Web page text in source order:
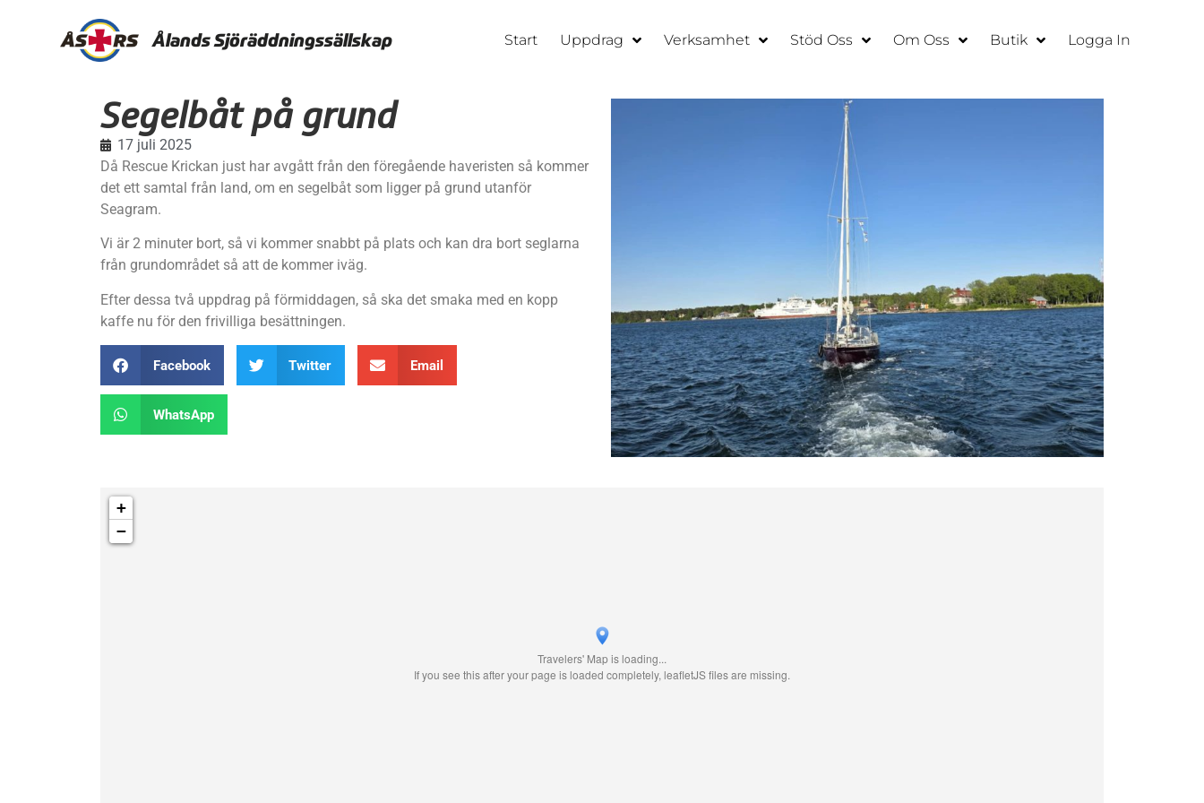
Ålands Sjöräddningssällskap Start Uppdrag Verksamhet Stöd Oss Om Oss Butik Logga In
Segelbåt på grund
17 juli 2025
Då Rescue Krickan just har avgått från den föregående haveristen så kommer
det ett samtal från land, om en segelbåt som ligger på grund utanför
Seagram.
Vi är 2 minuter bort, så vi kommer snabbt på plats och kan dra bort seglarna
från grundområdet så att de kommer iväg.
Efter dessa två uppdrag på förmiddagen, så ska det smaka med en kopp
kaffe nu för den frivilliga besättningen.
Facebook Twitter Email
WhatsApp
Travelers' Map is loading...
If you see this after your page is loaded completely, leafletJS files are missing.
+
−